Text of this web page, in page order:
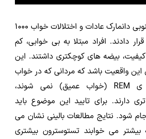
محققان دانشگاه جنوبی دانمارک عادات و اختلالات خواب 1000
دادند. افراد مبتلا به بی خوابی، کم
بیضه های کوچکتری داشتند. این
واقعیت باشد که مردانی که در خواب
شب وارد مرحله ی REM (خواب عمیق) نمی شوند،
دارند. برای تایید این موضوع باید
شود. نتایج مطالعات بالینی نشان می
می خوابند تستوسترون بیشتری